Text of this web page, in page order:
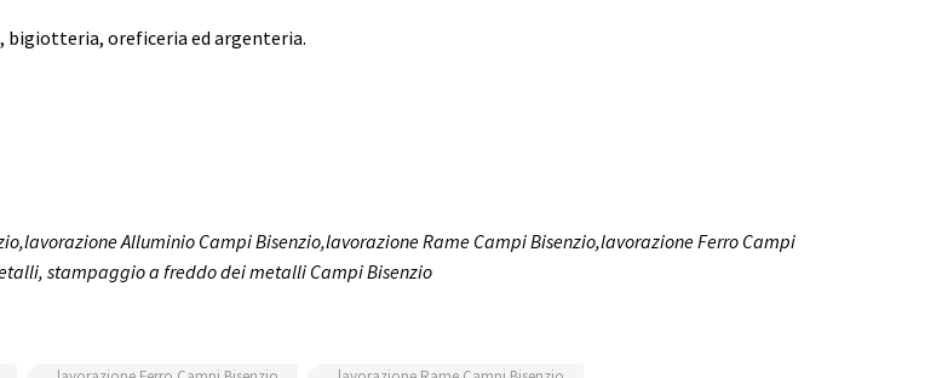
bigiotteria, oreficeria ed argenteria.
Alluminio Campi Bisenzio,lavorazione Rame Campi Bisenzio,lavorazione Ferro Campi
stampaggio a freddo dei metalli Campi Bisenzio